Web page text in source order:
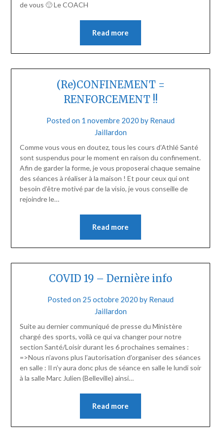
de vous 🙂 Le COACH
Read more
(Re)CONFINEMENT =
RENFORCEMENT !!
Posted on 1 novembre 2020 by Renaud
Jaillardon
Comme vous vous en doutez, tous les cours d’Athlé Santé
sont suspendus pour le moment en raison du confinement.
Afin de garder la forme, je vous proposerai chaque semaine
des séances à réaliser à la maison ! Et pour ceux qui ont
besoin d’être motivé par de la visio, je vous conseille de
rejoindre le…
Read more
COVID 19 – Dernière info
Posted on 25 octobre 2020 by Renaud
Jaillardon
Suite au dernier communiqué de presse du Ministère
chargé des sports, voilà ce qui va changer pour notre
section Santé/Loisir durant les 6 prochaines semaines :
=>Nous n’avons plus l’autorisation d’organiser des séances
en salle : Il n’y aura donc plus de séance en salle le lundi soir
à la salle Marc Julien (Belleville) ainsi…
Read more